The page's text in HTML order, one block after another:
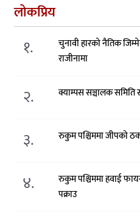
लोकप्रिय
१.
चुनावी हारको नैतिक
राजीनामा
२. क्याम्पस सञ्चालक समिति
३. रुकुम पश्चिममा जीपको
४.
रुकुम पश्चिममा हवाई
पक्राउ